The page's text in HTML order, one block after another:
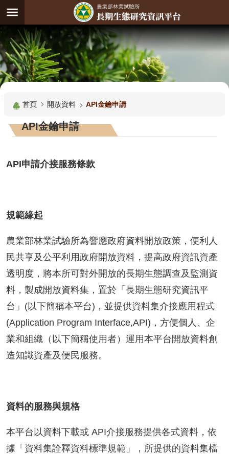
跳到主要內容區塊
進
階
搜
試
驗
地
觀
測
題
料
成
及
應
用
開
放
資
料
告
首
首頁 開放資料 API金鑰申請
API金鑰申請
API申請介接服務條款
規範緣起
農業部林業試驗所為響應政府資料開放政策，便利人
民共享及公平利用政府開放資料，提高政府資訊資產
透明度，將本所可對外開放的長期生態調查及監測資
料，製成開放資料集，置於「長期生態研究資訊平
台」(以下簡稱本平台)，並提供資料集介接應用程式
(Application Program Interface,API)，方便個人、企
業和組織（以下簡稱使用者）運用本平台開放資料創
造知識資產及便民服務。
資料的服務與規格
本平台以資料下載或 API介接服務提供各式資料，依
據「資料集詮釋資料標準規範」，所提供的資料集檔